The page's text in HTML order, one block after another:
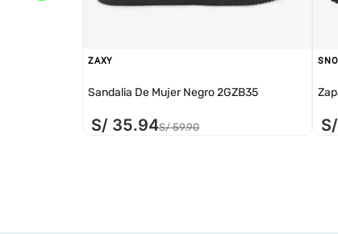
ZAXY
Sandalia De Mujer Negro 2GZB35
S/ 35.94S/ 59.90 S/